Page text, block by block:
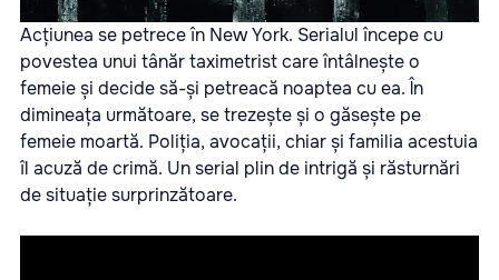
Acțiunea se petrece în New York. Serialul începe cu
povestea unui tânăr taximetrist care întâlnește o
femeie și decide să-și petreacă noaptea cu ea. În
dimineața următoare, se trezește și o găsește pe
femeie moartă. Poliția, avocații, chiar și familia acestuia
îl acuză de crimă. Un serial plin de intrigă și răsturnări
de situație surprinzătoare.